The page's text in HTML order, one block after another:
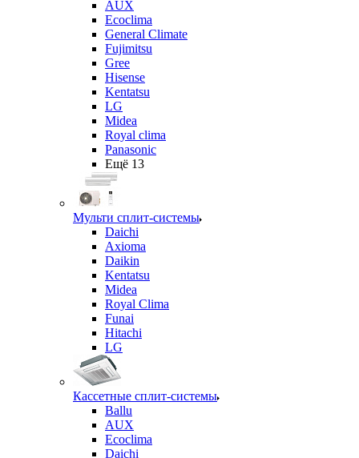
AUX
Ecoclima
General Climate
Fujimitsu
Gree
Hisense
Kentatsu
LG
Midea
Royal clima
Panasonic
Ещё 13
Мульти сплит-системы
Daichi
Axioma
Daikin
Kentatsu
Midea
Royal Clima
Funai
Hitachi
LG
Кассетные сплит-системы
Ballu
AUX
Ecoclima
Daichi